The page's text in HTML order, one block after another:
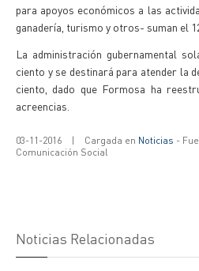
para apoyos económicos a las
ganadería, turismo y otros- suman el
La administración gubernamental
ciento y se destinará para atender la
ciento, dado que Formosa ha
acreencias.
03-11-2016 | Cargada en Noticias -
Comunicación Social
Noticias Relacionadas